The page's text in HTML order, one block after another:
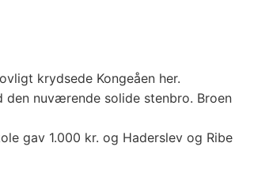
krydsede Kongeåen her.
nuværende solide stenbro. Broen
gav 1.000 kr. og Haderslev og Ribe